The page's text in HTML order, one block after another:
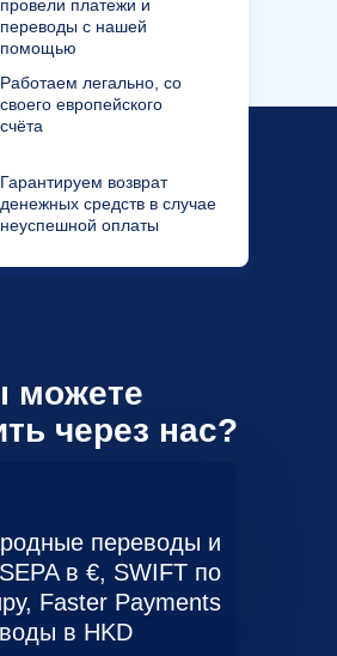
Работаем легально, со
своего европейского
счёта
провели платежи и
переводы с нашей
помощью
Гарантируем возврат
денежных средств в случае
неуспешной оплаты
переводы и
в €, SWIFT по
Faster Payments
в HKD
можете
через нас?